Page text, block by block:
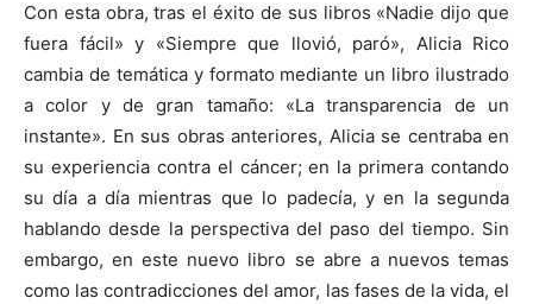
Con esta obra, tras el éxito de sus libros «Nadie dijo que
fuera fácil» y «Siempre que llovió, paró», Alicia Rico
cambia de temática y formato mediante un libro ilustrado
a color y de gran tamaño: «La transparencia de un
instante». En sus obras anteriores, Alicia se centraba en
su experiencia contra el cáncer; en la primera contando
su día a día mientras que lo padecía, y en la segunda
hablando desde la perspectiva del paso del tiempo. Sin
embargo, en este nuevo libro se abre a nuevos temas
como las contradicciones del amor, las fases de la vida, el